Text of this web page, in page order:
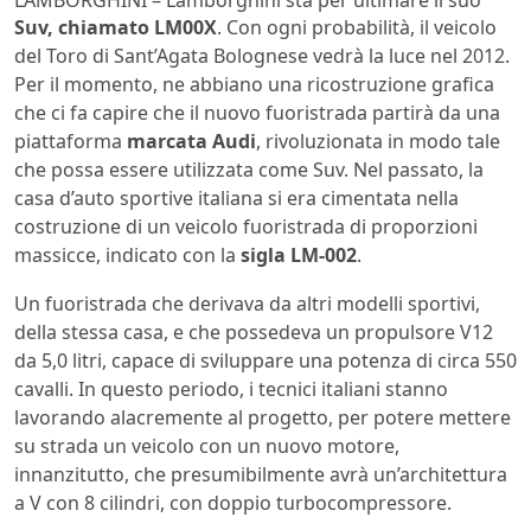
Suv, chiamato LM00X. Con ogni probabilità, il veicolo
del Toro di Sant’Agata Bolognese vedrà la luce nel 2012.
Per il momento, ne abbiano una ricostruzione grafica
che ci fa capire che il nuovo fuoristrada partirà da una
piattaforma marcata Audi, rivoluzionata in modo tale
che possa essere utilizzata come Suv. Nel passato, la
casa d’auto sportive italiana si era cimentata nella
costruzione di un veicolo fuoristrada di proporzioni
massicce, indicato con la sigla LM-002.
Un fuoristrada che derivava da altri modelli sportivi,
della stessa casa, e che possedeva un propulsore V12
da 5,0 litri, capace di sviluppare una potenza di circa 550
cavalli. In questo periodo, i tecnici italiani stanno
lavorando alacremente al progetto, per potere mettere
su strada un veicolo con un nuovo motore,
innanzitutto, che presumibilmente avrà un’architettura
a V con 8 cilindri, con doppio turbocompressore.